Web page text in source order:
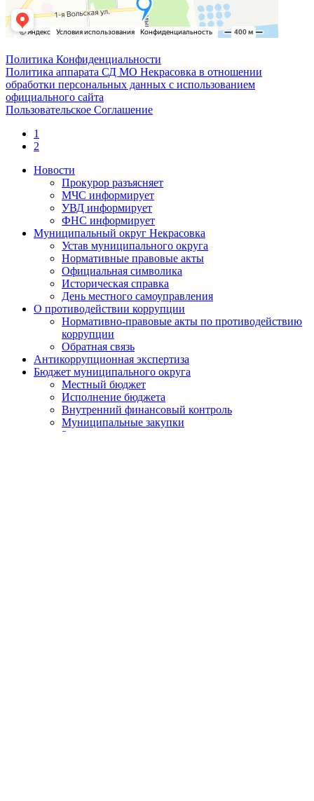
Политика Конфиденциальности
Политика аппарата СД МО Некрасовка в отношении
обработки персональных данных с использованием
официального сайта
Пользовательское Соглашение
1
2
Новости
Прокурор разъясняет
МЧС информирует
УВД информирует
ФНС информирует
Муниципальный округ Некрасовка
Устав муниципального округа
Нормативные правовые акты
Официальная символика
Историческая справка
День местного самоуправления
О противодействии коррупции
Нормативно-правовые акты по противодействию
коррупции
Обратная связь
Антикоррупционная экспертиза
Бюджет муниципального округа
Местный бюджет
Исполнение бюджета
Внутренний финансовый контроль
Муниципальные закупки
Законодательство и нормативно-правовые акты